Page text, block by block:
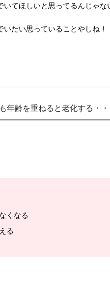
てほしいと思ってるんじゃな
たい思っていることやしね！
年齢を重ねると老化する・・
くなる
る